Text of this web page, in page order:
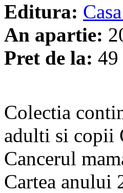
Editura:
An apartie:
Pret de la: 49
Colectia
adulti si copii
Cancerul
Cartea anului